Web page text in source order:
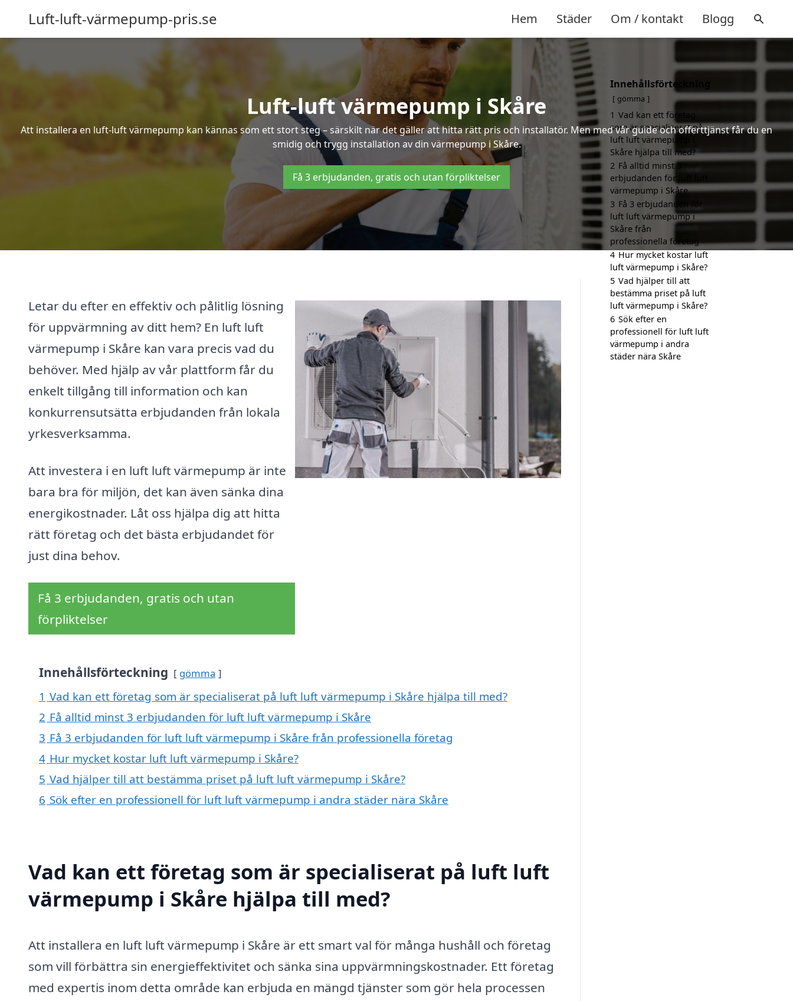
Luft-luft-värmepump-pris.se Hem Städer Om / kontakt Blogg
Luft-luft värmepump i Skåre
Att installera en luft-luft värmepump kan kännas som ett stort steg – särskilt när det gäller att hitta rätt pris och installatör. Men med vår guide och offerttjänst får du en
smidig och trygg installation av din värmepump i Skåre.
Få 3 erbjudanden, gratis och utan förpliktelser
Letar du efter en effektiv och pålitlig lösning
för uppvärmning av ditt hem? En luft luft
värmepump i Skåre kan vara precis vad du
behöver. Med hjälp av vår plattform får du
enkelt tillgång till information och kan
konkurrensutsätta erbjudanden från lokala
yrkesverksamma.
Att investera i en luft luft värmepump är inte
bara bra för miljön, det kan även sänka dina
energikostnader. Låt oss hjälpa dig att hitta
rätt företag och det bästa erbjudandet för
just dina behov.
Få 3 erbjudanden, gratis och utan
förpliktelser
Innehållsförteckning gömma
1 Vad kan ett företag som är specialiserat på luft luft värmepump i Skåre hjälpa till med?
2 Få alltid minst 3 erbjudanden för luft luft värmepump i Skåre
3 Få 3 erbjudanden för luft luft värmepump i Skåre från professionella företag
4 Hur mycket kostar luft luft värmepump i Skåre?
5 Vad hjälper till att bestämma priset på luft luft värmepump i Skåre?
6 Sök efter en professionell för luft luft värmepump i andra städer nära Skåre
Vad kan ett företag som är specialiserat på luft luft
värmepump i Skåre hjälpa till med?
Att installera en luft luft värmepump i Skåre är ett smart val för många hushåll och företag
som vill förbättra sin energieffektivitet och sänka sina uppvärmningskostnader. Ett företag
med expertis inom detta område kan erbjuda en mängd tjänster som gör hela processen
Innehållsförteckning
gömma
1 Vad kan ett företag
som är specialiserat på
luft luft värmepump i
Skåre hjälpa till med?
2 Få alltid minst 3
erbjudanden för luft luft
värmepump i Skåre
3 Få 3 erbjudanden för
luft luft värmepump i
Skåre från
professionella företag
4 Hur mycket kostar luft
luft värmepump i Skåre?
5 Vad hjälper till att
bestämma priset på luft
luft värmepump i Skåre?
6 Sök efter en
professionell för luft luft
värmepump i andra
städer nära Skåre